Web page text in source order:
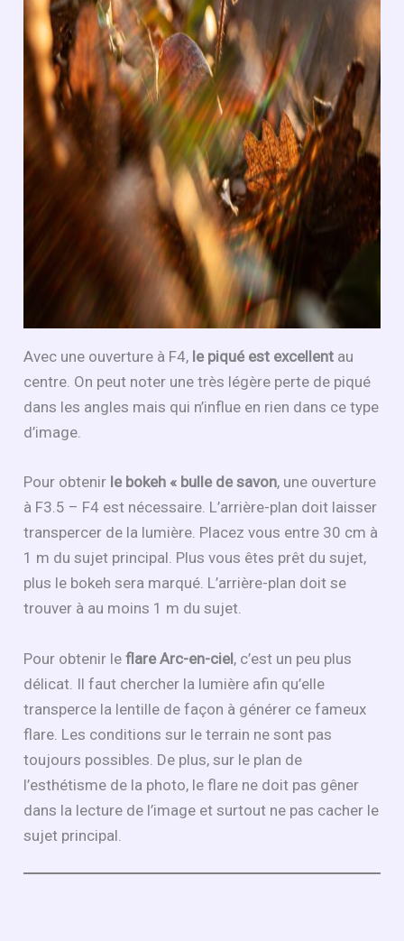
Avec une ouverture à F4, le piqué est excellent au
centre. On peut noter une très légère perte de piqué
dans les angles mais qui n’influe en rien dans ce type
d’image.
Pour obtenir le bokeh « bulle de savon, une ouverture
à F3.5 – F4 est nécessaire. L’arrière-plan doit laisser
transpercer de la lumière. Placez vous entre 30 cm à
1 m du sujet principal. Plus vous êtes prêt du sujet,
plus le bokeh sera marqué. L’arrière-plan doit se
trouver à au moins 1 m du sujet.
Pour obtenir leflare Arc-en-ciel, c’est un peu plus
délicat. Il faut chercher la lumière afin qu’elle
transperce la lentille de façon à générer ce fameux
flare. Les conditions sur le terrain ne sont pas
toujours possibles. De plus, sur le plan de
l’esthétisme de la photo, le flare ne doit pas gêner
dans la lecture de l’image et surtout ne pas cacher le
sujet principal.